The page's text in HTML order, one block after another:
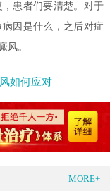
患者们要清楚。对于
因是什么，之后对症
风。
如何应对
MORE+